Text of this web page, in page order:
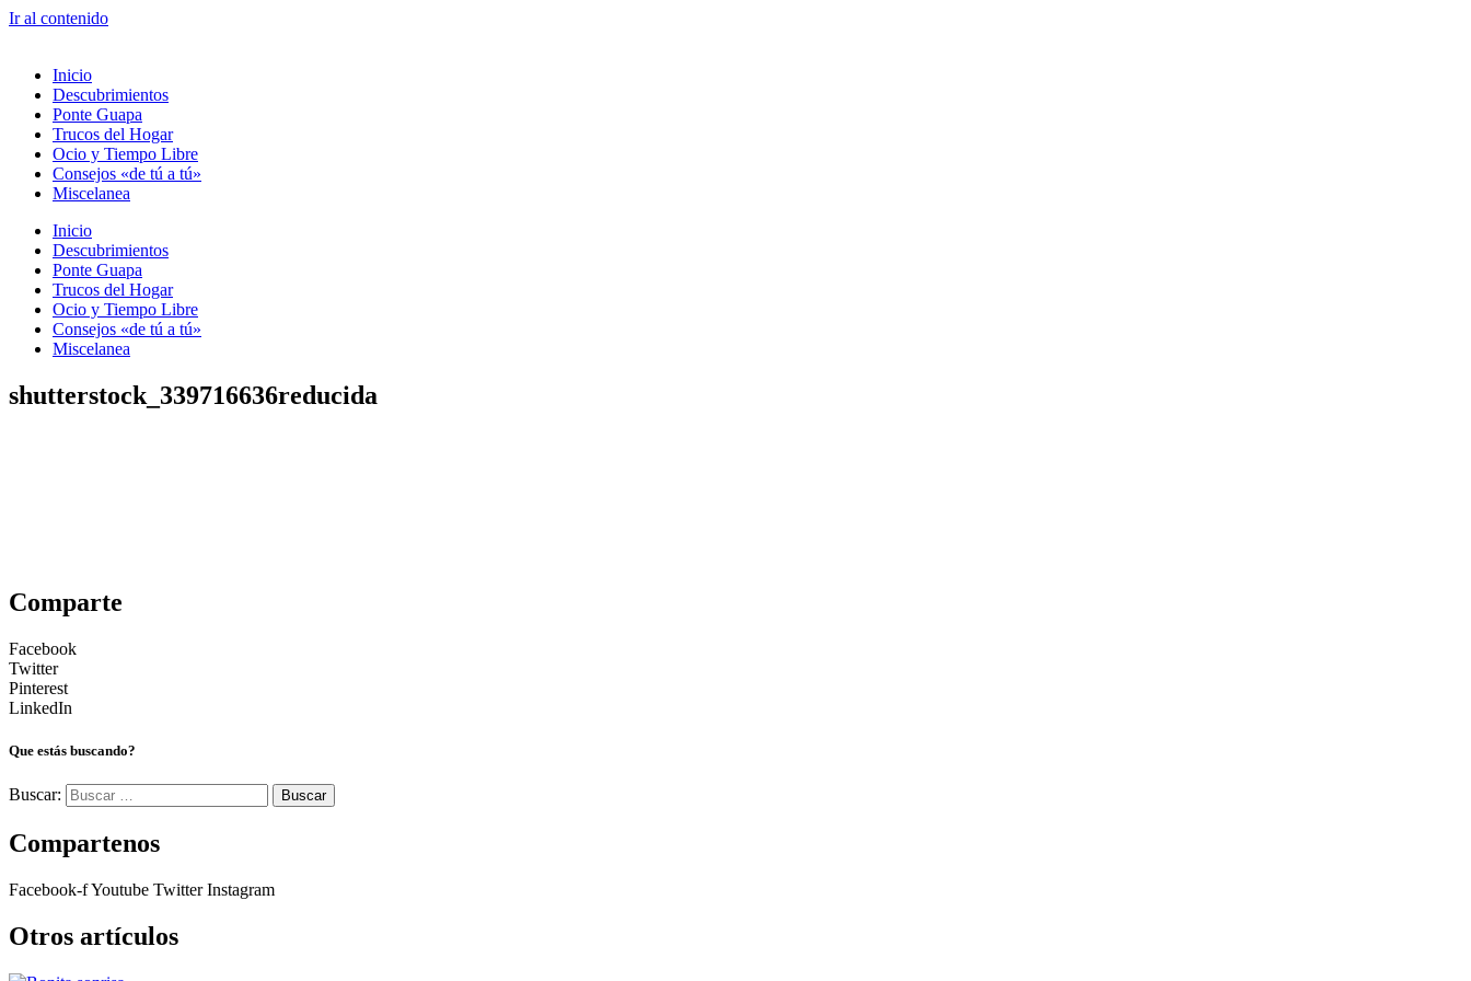
Ir al contenido
Inicio
Descubrimientos
Ponte Guapa
Trucos del Hogar
Ocio y Tiempo Libre
Consejos «de tú a tú»
Miscelanea
Inicio
Descubrimientos
Ponte Guapa
Trucos del Hogar
Ocio y Tiempo Libre
Consejos «de tú a tú»
Miscelanea
shutterstock_339716636reducida
Comparte
Facebook
Twitter
Pinterest
LinkedIn
Que estás buscando?
Buscar:
Compartenos
Facebook-fYoutube Twitter Instagram
Otros artículos